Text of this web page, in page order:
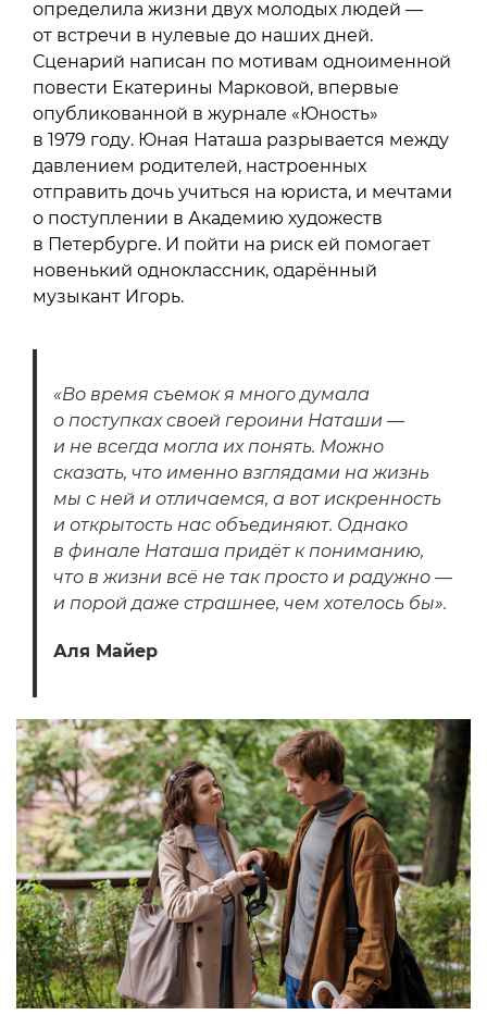
определила жизни двух молодых людей —
от встречи в нулевые до наших дней.
Сценарий написан по мотивам одноименной
повести Екатерины Марковой, впервые
опубликованной в журнале «Юность»
в 1979 году. Юная Наташа разрывается между
давлением родителей, настроенных
отправить дочь учиться на юриста, и мечтами
о поступлении в Академию художеств
в Петербурге. И пойти на риск ей помогает
новенький одноклассник, одарённый
музыкант Игорь.
«Во время съемок я много думала
о поступках своей героини Наташи —
и не всегда могла их понять. Можно
сказать, что именно взглядами на жизнь
мы с ней и отличаемся, а вот искренность
и открытость нас объединяют. Однако
в финале Наташа придёт к пониманию,
что в жизни всё не так просто и радужно —
и порой даже страшнее, чем хотелось бы».
Аля Майер